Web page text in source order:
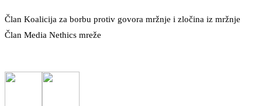
Član Koalicija za borbu protiv govora mržnje i zločina iz mržnje
Član Media Nethics mreže